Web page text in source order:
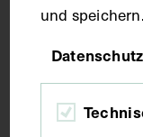
Bildmaß 12,8 x
Kurzbeschreibung
und speichern.